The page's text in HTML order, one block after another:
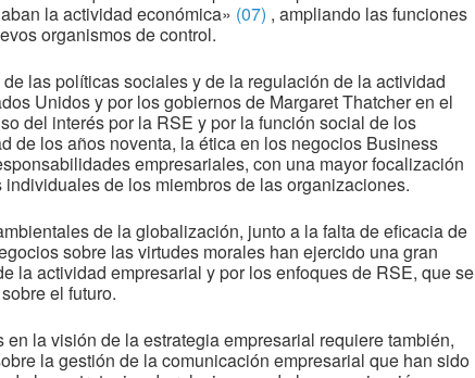
la actividad económica» (07) , ampliando las funciones
organismos de control.
las políticas sociales y de la regulación de la actividad
Unidos y por los gobiernos de Margaret Thatcher en el
del interés por la RSE y por la función social de los
los años noventa, la ética en los negocios Business
empresariales, con una mayor focalización
de los miembros de las organizaciones.
de la globalización, junto a la falta de eficacia de
sobre las virtudes morales han ejercido una gran
la actividad empresarial y por los enfoques de RSE, que se
el futuro.
la visión de la estrategia empresarial requiere también,
la gestión de la comunicación empresarial que han sido